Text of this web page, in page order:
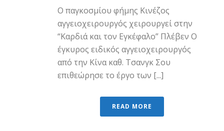
Ο παγκοσμίου φήμης Κινέζος
αγγειοχειρουργός χειρουργεί στην
“Καρδιά και τον Εγκέφαλο” Πλέβεν Ο
έγκυρος ειδικός αγγειοχειρουργός
από την Κίνα καθ. Τσανγκ Σου
επιθεώρησε το έργο των [...]
READ MORE